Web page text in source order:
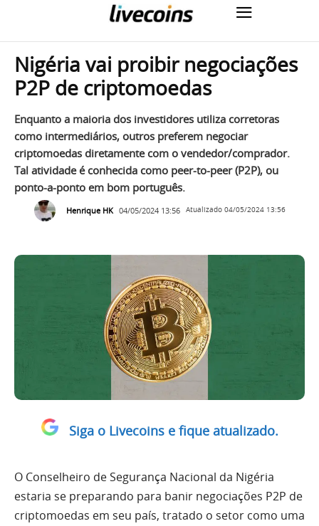
Nigéria vai proibir negociações
P2P de criptomoedas
Enquanto a maioria dos investidores utiliza corretoras
como intermediários, outros preferem negociar
criptomoedas diretamente com o vendedor/comprador.
Tal atividade é conhecida como peer-to-peer (P2P), ou
ponto-a-ponto em bom português.
Henrique HK 04/05/2024 13:56 Atualizado 04/05/2024 13:56
Siga o Livecoins e fique atualizado.
O Conselheiro de Segurança Nacional da Nigéria
estaria se preparando para banir negociações P2P de
criptomoedas em seu país, tratado o setor como uma